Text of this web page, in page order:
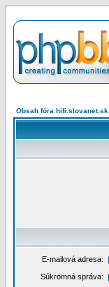
Obsah fóra hifi.slovanet.sk
E-mailová adresa:
Súkromná správa: